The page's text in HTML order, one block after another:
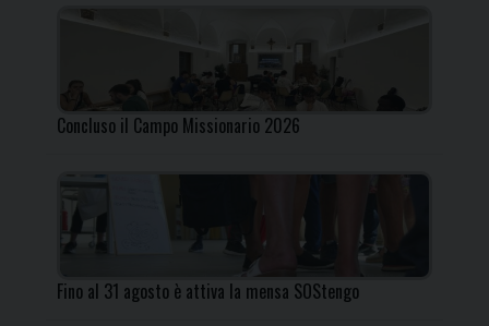
Concluso il Campo Missionario 2026
Fino al 31 agosto è attiva la mensa SOStengo